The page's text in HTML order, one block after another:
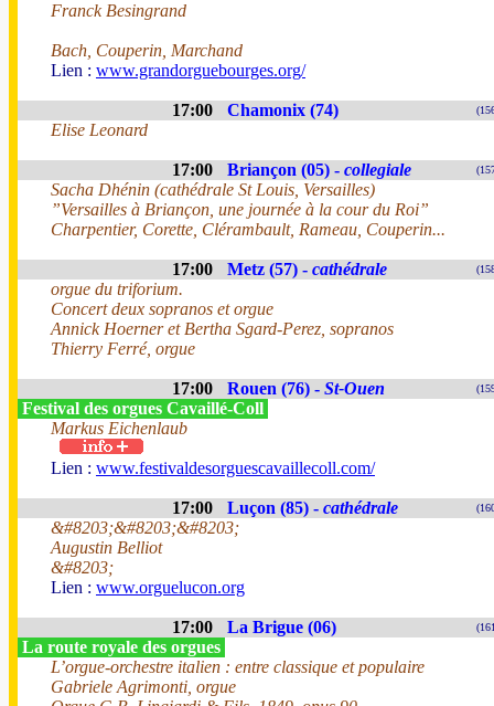
Franck Besingrand
Bach, Couperin, Marchand
Lien : www.grandorguebourges.org/
17:00 Chamonix (74)
Elise Leonard
17:00 Briançon (05) - collegiale
Sacha Dhénin (cathédrale St Louis, Versailles)
”Versailles à Briançon, une journée à la cour du Roi”
Charpentier, Corette, Clérambault, Rameau, Couperin...
17:00 Metz (57) - cathédrale
orgue du triforium.
Concert deux sopranos et orgue
Annick Hoerner et Bertha Sgard-Perez, sopranos
Thierry Ferré, orgue
17:00 Rouen (76) - St-Ouen
Festival des orgues Cavaillé-Coll
Markus Eichenlaub
Lien : www.festivaldesorguescavaillecoll.com/
17:00 Luçon (85) - cathédrale
&#8203;&#8203;&#8203;
Augustin Belliot
&#8203;
Lien : www.orguelucon.org
17:00 La Brigue (06)
La route royale des orgues
L’orgue-orchestre italien : entre classique et populaire
Gabriele Agrimonti, orgue